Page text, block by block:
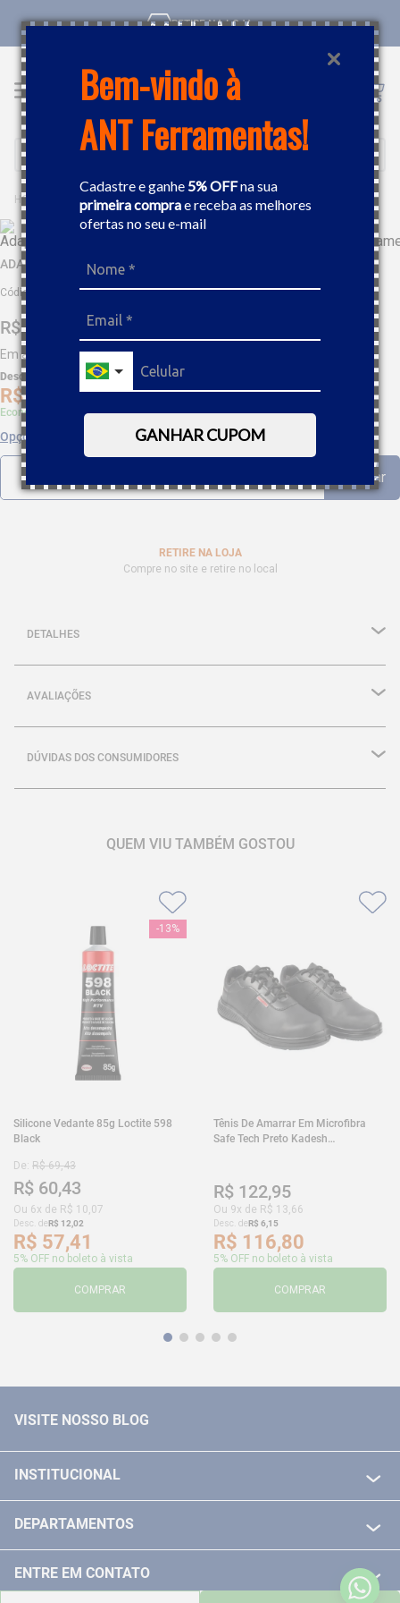
Bem-vindo à
ANT Ferramentas!
Cadastre e ganhe5% OFFna sua
primeira comprae receba as melhores
ofertas no seu e-mail
GANHAR CUPOM
RETIRE NA LOJA
Buscar
FERRAMENTAS PEÇAS E ACESSÓRIOS
ADAPTADOR DE SOQUETE 1/2" F X 3/8"M TRAMONTINA 44848101
Código
R$ 30
Em até 10,29sem juros
Desc. de
R$
Economize 5% à vista com Boleto, PIX
Opções de parcelamento
RETIRE NA LOJA
Compre no site e retire no local
DETALHES
AVALIAÇÕES
DÚVIDAS DOS CONSUMIDORES
QUEM VIU TAMBÉM GOSTOU
-13%
Silicone Vedante 85g Loctite 598
Black
De: R$ 69,43
R$ 60,43
Ou 6x de R$ 10,07
Desc. deR$ 12,02
R$ 57,41
5% OFF no boleto à vista
COMPRAR
Tênis De Amarrar Em Microfibra
Safe Tech Preto Kadesh
R$ 122,95
Ou 9x de R$ 13,66
Desc. deR$ 6,15
R$ 116,80
5% OFF no boleto à vista
COMPRAR
VISITE NOSSO BLOG
INSTITUCIONAL
POLITICA DE TROCA E DEVOLUÇÃO
DEPARTAMENTOS
FERRAMENTAS MANUIAIS
ENTRE EM CONTATO